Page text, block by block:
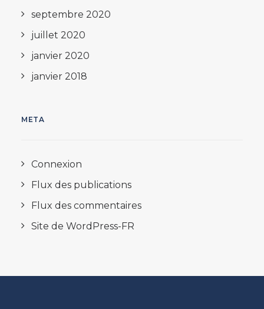
septembre 2020
juillet 2020
janvier 2020
janvier 2018
META
Connexion
Flux des publications
Flux des commentaires
Site de WordPress-FR